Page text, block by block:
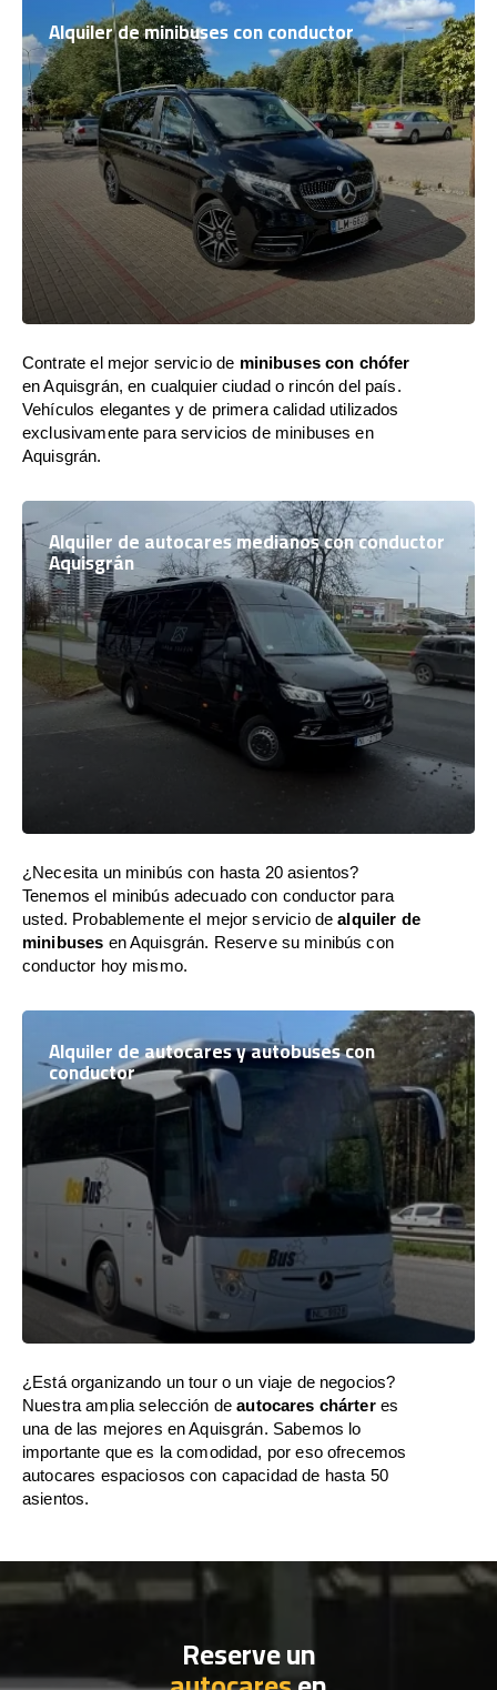
Alquiler de minibuses con conductor
Contrate el mejor servicio de minibuses con chófer
en Aquisgrán, en cualquier ciudad o rincón del país.
Vehículos elegantes y de primera calidad utilizados
exclusivamente para servicios de minibuses en
Aquisgrán.
Alquiler de autocares medianos con conductor
Aquisgrán
¿Necesita un minibús con hasta 20 asientos?
Tenemos el minibús adecuado con conductor para
usted. Probablemente el mejor servicio dealquiler de
minibuses en Aquisgrán. Reserve su minibús con
conductor hoy mismo.
Alquiler de autocares y autobuses con
conductor
¿Está organizando un tour o un viaje de negocios?
Nuestra amplia selección deautocares chárteres
una de las mejores en Aquisgrán. Sabemos lo
importante que es la comodidad, por eso ofrecemos
autocares espaciosos con capacidad de hasta 50
asientos.
Reserve un